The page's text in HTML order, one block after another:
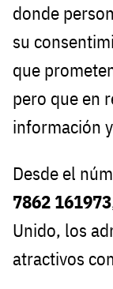
donde
su
que
pero que en
información
Desde el
7862 161973
Unido, los
atractivos